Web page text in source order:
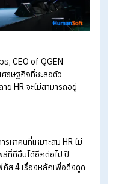
ใช้การเมืององค์กรอย่างชา
ถูก แม้อาจไม่เป็นที่นิยม
ลง)
ปลี่ยนแปลง แต่เป็นคนเริ่ม
องอยู่เสมอ